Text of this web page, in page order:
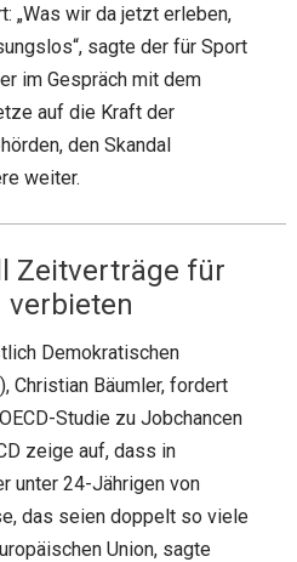
„Was wir da jetzt erleben,
sagte der für Sport
im Gespräch mit dem
auf die Kraft der
den Skandal
weiter.
Zeitverträge für
verbieten
Demokratischen
Christian Bäumler, fordert
Studie zu Jobchancen
zeige auf, dass in
unter 24-Jährigen von
das seien doppelt so viele
Union, sagte